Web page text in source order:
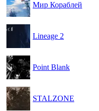
Мир Кораблей
Lineage 2
Point Blank
STALZONE